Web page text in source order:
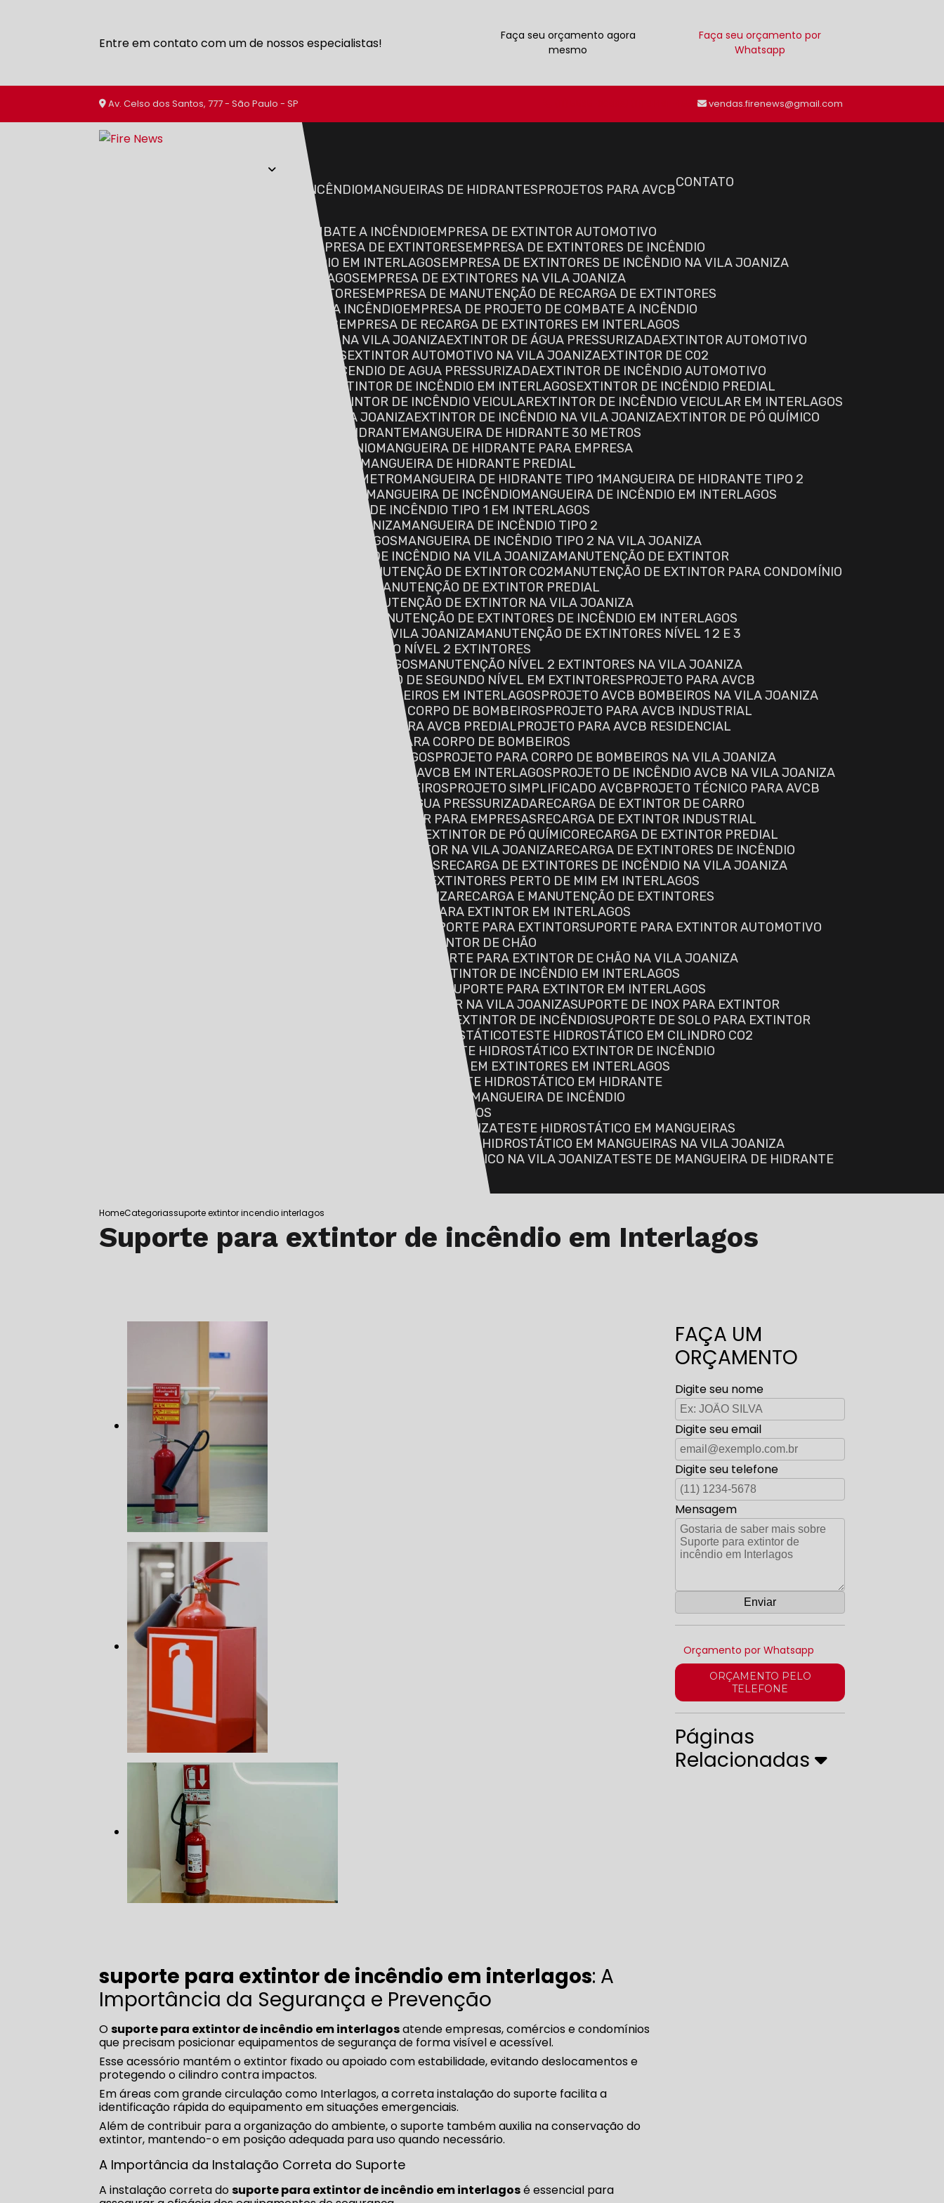
Entre em contato com um de nossos especialistas!
Faça seu orçamento agora
mesmo
Faça seu orçamento por
Whatsapp
Av. Celso dos Santos, 777 - São Paulo - SP vendas.firenews@gmail.com
EXTINTORES DE INCÊNDIO
MANGUEIRAS DE HIDRANTES PROJETOS PARA AVCB CONTATO
EMPRESA DE COMBATE A INCÊNDIO
EMPRESA DE EXTINTOR AUTOMOTIVO
EMPRESA DE EXTINTORES
EMPRESA DE EXTINTORES DE INCÊNDIO
EMPRESA DE EXTINTORES DE INCÊNDIO EM INTERLAGOS
EMPRESA DE EXTINTORES DE INCÊNDIO NA VILA JOANIZA
EMPRESA DE EXTINTORES EM INTERLAGOS
EMPRESA DE EXTINTORES NA VILA JOANIZA
EMPRESA DE MANUTENÇÃO DE EXTINTORES
EMPRESA DE MANUTENÇÃO DE RECARGA DE EXTINTORES
EMPRESA DE MATERIAIS DE COMBATE A INCÊNDIO
EMPRESA DE PROJETO DE COMBATE A INCÊNDIO
EMPRESA DE RECARGA DE EXTINTORES EMPRESA DE RECARGA DE EXTINTORES EM INTERLAGOS
EMPRESA DE RECARGA DE EXTINTORES NA VILA JOANIZA EXTINTOR DE ÁGUA PRESSURIZADA EXTINTOR AUTOMOTIVO
EXTINTOR AUTOMOTIVO EM INTERLAGOS EXTINTOR AUTOMOTIVO NA VILA JOANIZA EXTINTOR DE C02
EXTINTOR DE INCENDIO DE AGUA PRESSURIZADA EXTINTOR DE INCÊNDIO AUTOMOTIVO
EXTINTOR DE INCÊNDIO EM INTERLAGOS EXTINTOR DE INCÊNDIO PREDIAL
EXTINTOR DE INCÊNDIO VEICULAR EXTINTOR DE INCÊNDIO VEICULAR EM INTERLAGOS
EXTINTOR DE INCÊNDIO VEICULAR NA VILA JOANIZA EXTINTOR DE INCÊNDIO NA VILA JOANIZA EXTINTOR DE PÓ QUÍMICO
MANGUEIRA DE HIDRANTE
MANGUEIRA DE HIDRANTE 30 METROS
MANGUEIRA DE HIDRANTE PARA CONDOMÍNIO
MANGUEIRA DE HIDRANTE PARA EMPRESA
MANGUEIRA DE HIDRANTE PREDIAL
MANGUEIRA DE HIDRANTE COM SELO DO INMETRO
MANGUEIRA DE HIDRANTE TIPO 1
MANGUEIRA DE HIDRANTE TIPO 2
MANGUEIRA DE HIDRANTE NA VILA JOANIZA
MANGUEIRA DE INCÊNDIO
MANGUEIRA DE INCÊNDIO EM INTERLAGOS
MANGUEIRA DE INCÊNDIO TIPO 1 EM INTERLAGOS
MANGUEIRA DE INCÊNDIO TIPO 1 NA VILA JOANIZA
MANGUEIRA DE INCÊNDIO TIPO 2
MANGUEIRA DE INCÊNDIO TIPO 2 EM INTERLAGOS
MANGUEIRA DE INCÊNDIO TIPO 2 NA VILA JOANIZA
MANGUEIRA DE INCÊNDIO NA VILA JOANIZA
MANUTENÇÃO DE EXTINTOR
MANUTENÇÃO DE EXTINTOR CO2
MANUTENÇÃO DE EXTINTOR PARA CONDOMÍNIO
MANUTENÇÃO DE EXTINTOR PREDIAL
MANUTENÇÃO DE EXTINTOR NA VILA JOANIZA
MANUTENÇÃO DE EXTINTORES DE INCÊNDIO EM INTERLAGOS
MANUTENÇÃO DE EXTINTORES DE INCÊNDIO NA VILA JOANIZA
MANUTENÇÃO DE EXTINTORES NÍVEL 1 2 E 3
MANUTENÇÃO NÍVEL 2 EXTINTORES
MANUTENÇÃO NÍVEL 2 EXTINTORES EM INTERLAGOS
MANUTENÇÃO NÍVEL 2 EXTINTORES NA VILA JOANIZA
MANUTENÇÃO DE SEGUNDO NÍVEL EM EXTINTORES
PROJETO PARA AVCB
PROJETO AVCB BOMBEIROS EM INTERLAGOS
PROJETO AVCB BOMBEIROS NA VILA JOANIZA
PROJETO AVCB CORPO DE BOMBEIROS
PROJETO PARA AVCB INDUSTRIAL
PROJETO PARA AVCB PREDIAL
PROJETO PARA AVCB RESIDENCIAL
PROJETO PARA CORPO DE BOMBEIROS
PROJETO PARA CORPO DE BOMBEIROS EM INTERLAGOS
PROJETO PARA CORPO DE BOMBEIROS NA VILA JOANIZA
PROJETO DE INCÊNDIO AVCB EM INTERLAGOS
PROJETO DE INCÊNDIO AVCB NA VILA JOANIZA
PROJETO CONTRA INCÊNDIO PARA CORPO DE BOMBEIROS
PROJETO SIMPLIFICADO AVCB
PROJETO TÉCNICO PARA AVCB
RECARGA DE EXTINTOR DE ÁGUA PRESSURIZADA
RECARGA DE EXTINTOR DE CARRO
RECARGA DE EXTINTOR PARA EMPRESAS
RECARGA DE EXTINTOR INDUSTRIAL
RECARGA DE EXTINTOR DE PÓ QUÍMICO
RECARGA DE EXTINTOR PREDIAL
RECARGA DE EXTINTOR NA VILA JOANIZA
RECARGA DE EXTINTORES DE INCÊNDIO
RECARGA DE EXTINTORES DE INCÊNDIO EM INTERLAGOS
RECARGA DE EXTINTORES DE INCÊNDIO NA VILA JOANIZA
RECARGA DE EXTINTORES PERTO DE MIM EM INTERLAGOS
RECARGA DE EXTINTORES PERTO DE MIM NA VILA JOANIZA
RECARGA E MANUTENÇÃO DE EXTINTORES
SUPORTE DE CHÃO PARA EXTINTOR EM INTERLAGOS
SUPORTE PARA EXTINTOR SUPORTE PARA EXTINTOR AUTOMOTIVO
SUPORTE PARA EXTINTOR DE CHÃO
SUPORTE PARA EXTINTOR DE CHÃO NA VILA JOANIZA
SUPORTE PARA EXTINTOR DE INCÊNDIO EM INTERLAGOS
SUPORTE PARA EXTINTOR EM INTERLAGOS
SUPORTE PARA EXTINTOR NA VILA JOANIZA SUPORTE DE INOX PARA EXTINTOR
SUPORTE DE PISO PARA EXTINTOR DE INCÊNDIO SUPORTE DE SOLO PARA EXTINTOR
TESTE HIDROSTÁTICO
TESTE HIDROSTÁTICO EM CILINDRO CO2
TESTE HIDROSTÁTICO EXTINTOR DE INCÊNDIO
TESTE HIDROSTÁTICO EM EXTINTORES EM INTERLAGOS
TESTE HIDROSTÁTICO EM HIDRANTE
TESTE HIDROSTÁTICO MANGUEIRA DE INCÊNDIO
TESTE HIDROSTÁTICO MANGUEIRA DE INCÊNDIO EM INTERLAGOS
TESTE HIDROSTÁTICO MANGUEIRA DE INCÊNDIO NA VILA JOANIZA
TESTE HIDROSTÁTICO EM MANGUEIRAS
TESTE HIDROSTÁTICO EM MANGUEIRAS NA VILA JOANIZA
TESTE HIDROSTÁTICO NA VILA JOANIZA
TESTE DE MANGUEIRA DE HIDRANTE
HomeCategoriassuporte extintor incendio interlagos
Suporte para extintor de incêndio em Interlagos
suporte para extintor de incêndio em interlagos: A
Importância da Segurança e Prevenção
Osuporte para extintor de incêndio em interlagosatende empresas, comércios e condomínios
que precisam posicionar equipamentos de segurança de forma visível e acessível.
Esse acessório mantém o extintor fixado ou apoiado com estabilidade, evitando deslocamentos e
protegendo o cilindro contra impactos.
Em áreas com grande circulação como Interlagos, a correta instalação do suporte facilita a
identificação rápida do equipamento em situações emergenciais.
Além de contribuir para a organização do ambiente, o suporte também auxilia na conservação do
extintor, mantendo-o em posição adequada para uso quando necessário.
A Importância da Instalação Correta do Suporte
A instalação correta dosuporte para extintor de incêndio em interlagosé essencial para
FAÇA UM
ORÇAMENTO
Digite seu nome
Digite seu email
Digite seu telefone
Mensagem
Orçamento por Whatsapp
ORÇAMENTO PELO
TELEFONE
Páginas
Relacionadas